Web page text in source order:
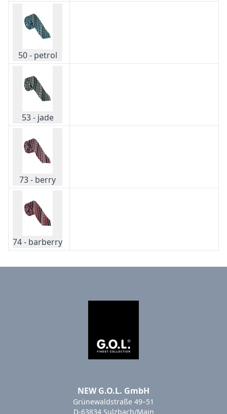
50 - petrol
53 - jade
73 - berry
74 - barberry
NEW G.O.L. GmbH
Grünewaldstraße 49–51
D-63834 Sulzbach/Main